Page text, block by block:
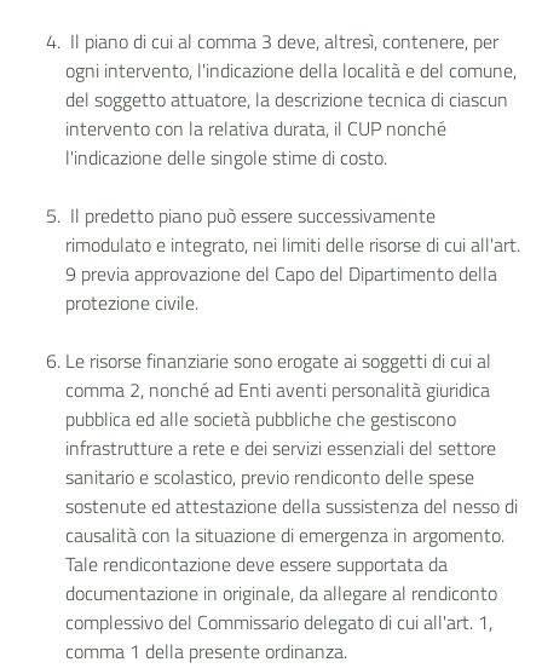
Il piano di cui al comma 3 deve, altresì, contenere, per
ogni intervento, l'indicazione della località e del comune,
del soggetto attuatore, la descrizione tecnica di ciascun
intervento con la relativa durata, il CUP nonché
l'indicazione delle singole stime di costo.
Il predetto piano può essere successivamente
rimodulato e integrato, nei limiti delle risorse di cui all'art.
9 previa approvazione del Capo del Dipartimento della
protezione civile.
Le risorse finanziarie sono erogate ai soggetti di cui al
comma 2, nonché ad Enti aventi personalità giuridica
pubblica ed alle società pubbliche che gestiscono
infrastrutture a rete e dei servizi essenziali del settore
sanitario e scolastico, previo rendiconto delle spese
sostenute ed attestazione della sussistenza del nesso di
causalità con la situazione di emergenza in argomento.
Tale rendicontazione deve essere supportata da
documentazione in originale, da allegare al rendiconto
complessivo del Commissario delegato di cui all'art. 1,
comma 1 della presente ordinanza.